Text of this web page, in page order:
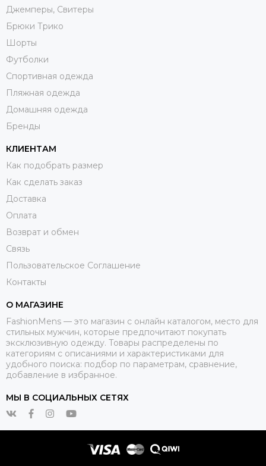
Джемперы, Свитеры
Брюки Трико
Шорты
Футболки
Спортивная одежда
Пляжная одежда
Домашняя одежда
Бренды
КЛИЕНТАМ
Как подобрать размер
Как сделать заказ
Доставка
Оплата
Возврат и обмен
Связь
Пользовательское Соглашение
Контакты
О МАГАЗИНЕ
FashionMens — это магазин с онлайн каталогом, место для
стильных мужчин, которые предпочитают покупать
эксклюзивную одежду. Товары распределены по
категориям с описаниями и характеристиками для
удобного поиска: подбор по параметрам, сравнение,
добавление в избранное.
МЫ В СОЦИАЛЬНЫХ СЕТЯХ